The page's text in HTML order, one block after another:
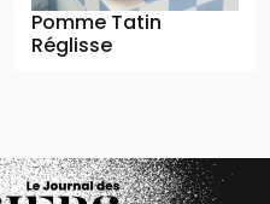
Pomme Tatin
Réglisse